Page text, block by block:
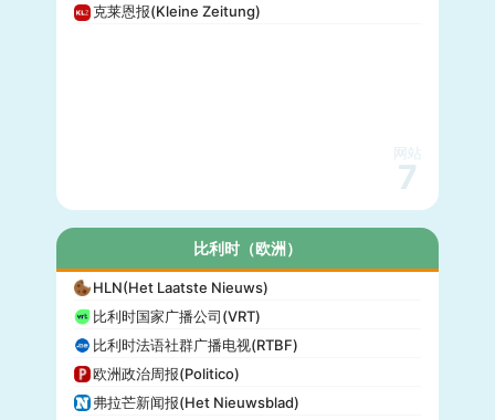
克莱恩报(Kleine Zeitung)
网站
7
比利时（欧洲）
HLN(Het Laatste Nieuws)
比利时国家广播公司(VRT)
比利时法语社群广播电视(RTBF)
欧洲政治周报(Politico)
弗拉芒新闻报(Het Nieuwsblad)